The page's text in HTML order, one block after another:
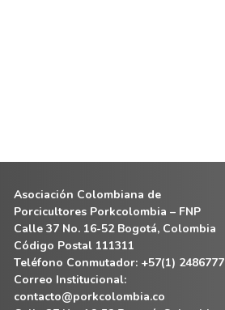
Asociación Colombiana de
Porcicultores Porkcolombia – FNP
Calle 37 No. 16-52 Bogotá, Colombia
Código Postal 111311
Teléfono Conmutador: +57(1) 2486777
Correo Institucional:
contacto@porkcolombia.co